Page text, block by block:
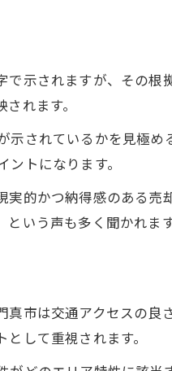
示されますが、その根
れます。
されているかを見極め
トになります。
的かつ納得感のある売
いう声も多く聞かれます
市は交通アクセスの良
して重視されます。